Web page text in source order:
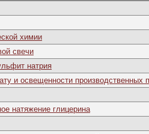
химии
свечи
натрия
и освещенности производственных
натяжение глицерина